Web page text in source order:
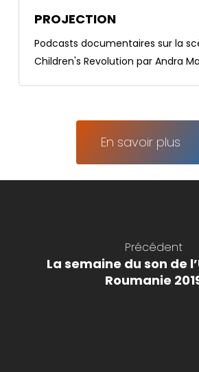
PROJECTION
Podcasts documentaires sur la
Children's Revolution par Andra
En savoir plus
Précédent
La semaine du son de
Roumanie